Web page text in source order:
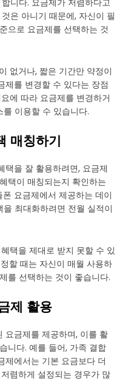
은 아니기 때문에, 자신이 필
으로 요금제를 선택하는 것
없거나, 짧은 기간만 약정이
제를 변경할 수 있다는 장점
에 따라 요금제를 변경하거
이용할 수 있습니다.
매칭하기
택을 잘 활용하려면, 요금제
택이 매칭되는지 확인하는
요금제에서 제공하는 데이
최대화하려면 전월 실적이
택을 제대로 받지 못할 수 있
할 때는 자신이 매월 사용하
를 선택하는 것이 좋습니다.
제 활용
요금제를 제공하며, 이를 활
니다. 예를 들어, 가족 결합
제에서는 기본 요금보다 더
렴하게 설정되는 경우가 많